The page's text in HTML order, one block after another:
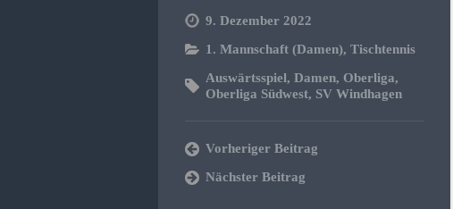
9. Dezember 2022
1. Mannschaft (Damen),Tischtennis
Auswärtsspiel,Damen, Oberliga,
Oberliga Südwest, SV Windhagen
Vorheriger Beitrag
Nächster Beitrag